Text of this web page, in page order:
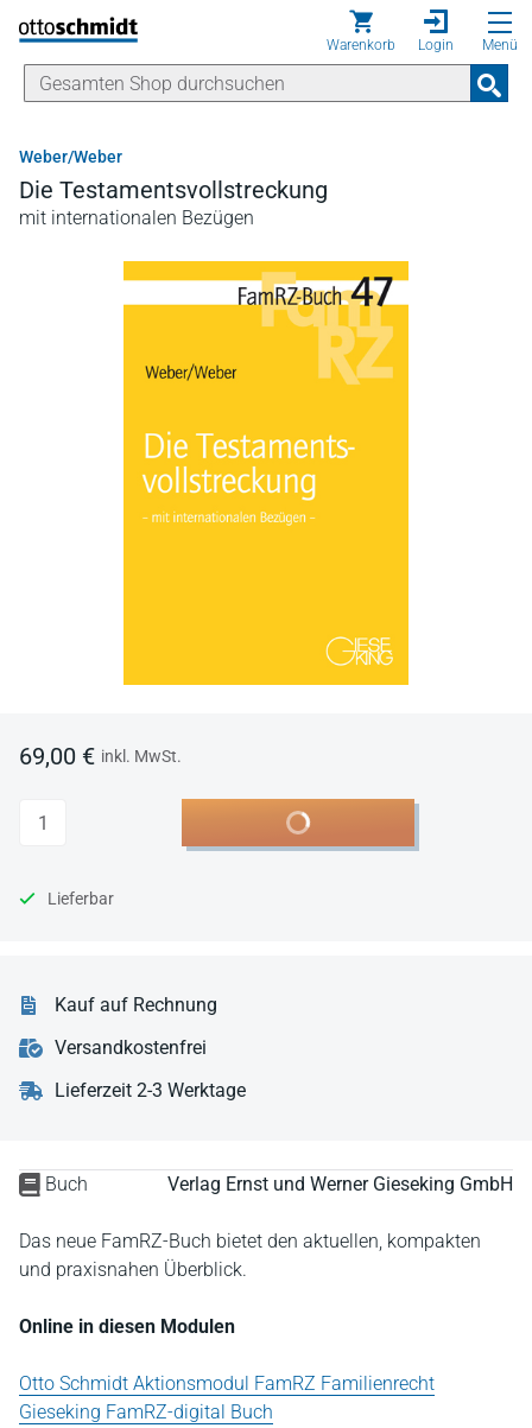
Direkt zum Inhalt
Warenkorb Login Menü
Weber/Weber
Die Testamentsvollstreckung
mit internationalen Bezügen
Buch Verlag Ernst und Werner Gieseking GmbH
Das neue FamRZ-Buch bietet den aktuellen, kompakten
und praxisnahen Überblick.
Online in diesen Modulen
Otto Schmidt Aktionsmodul FamRZ Familienrecht
Gieseking FamRZ-digital Buch
69,00 € inkl. MwSt.
Anzahl In den Warenkorb
Lieferbar
Kauf auf Rechnung
Versandkostenfrei
Lieferzeit 2-3 Werktage